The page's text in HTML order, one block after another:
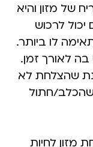
של מזון והיא
יכול לרכוש
לו ביותר.
לאורך זמן.
שהצלחת לא
חתול
מזון לחיות